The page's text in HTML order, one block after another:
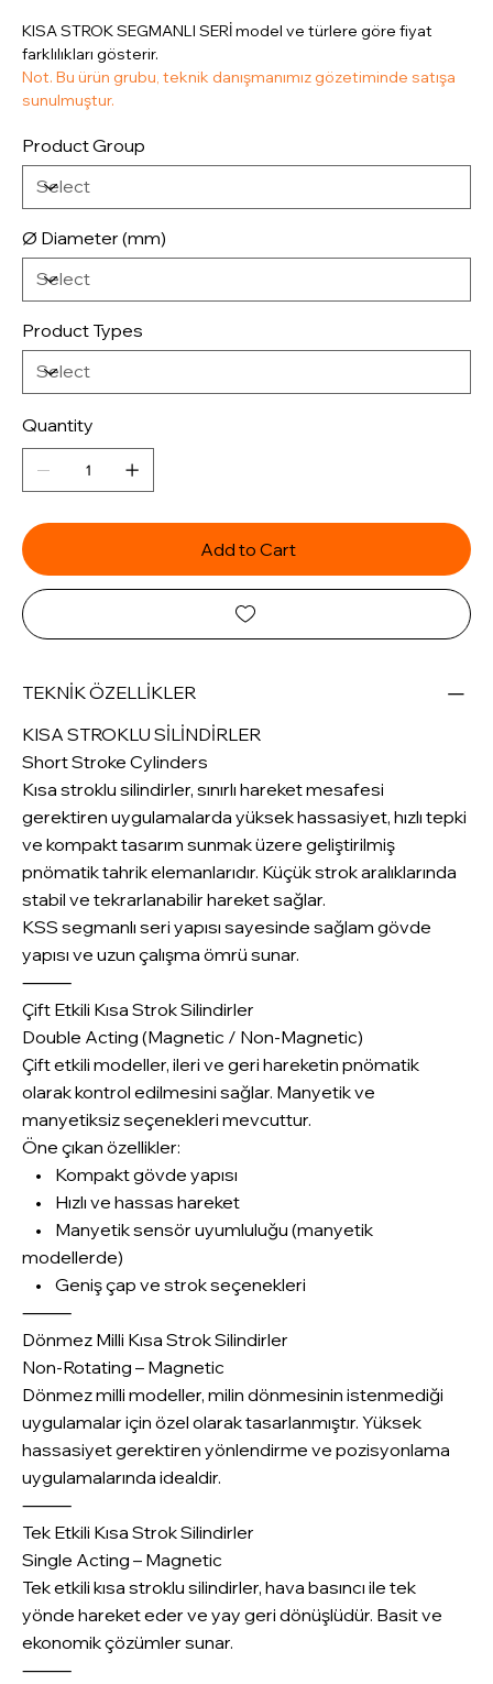
KISA STROK SEGMANLI SERİ model ve türlere göre fiyat
farklılıkları gösterir.
Not. Bu ürün grubu, teknik danışmanımız gözetiminde satışa
sunulmuştur.
Product Group
Ø Diameter (mm)
Product Types
Quantity
Add to Cart
TEKNİK ÖZELLİKLER
KISA STROKLU SİLİNDİRLER
Short Stroke Cylinders
Kısa stroklu silindirler, sınırlı hareket mesafesi
gerektiren uygulamalarda yüksek hassasiyet, hızlı tepki
ve kompakt tasarım sunmak üzere geliştirilmiş
pnömatik tahrik elemanlarıdır. Küçük strok aralıklarında
stabil ve tekrarlanabilir hareket sağlar.
KSS segmanlı seri yapısı sayesinde sağlam gövde
yapısı ve uzun çalışma ömrü sunar.
⸻
Çift Etkili Kısa Strok Silindirler
Double Acting (Magnetic / Non-Magnetic)
Çift etkili modeller, ileri ve geri hareketin pnömatik
olarak kontrol edilmesini sağlar. Manyetik ve
manyetiksiz seçenekleri mevcuttur.
Öne çıkan özellikler:
• Kompakt gövde yapısı
• Hızlı ve hassas hareket
• Manyetik sensör uyumluluğu (manyetik
modellerde)
• Geniş çap ve strok seçenekleri
⸻
Dönmez Milli Kısa Strok Silindirler
Non-Rotating – Magnetic
Dönmez milli modeller, milin dönmesinin istenmediği
uygulamalar için özel olarak tasarlanmıştır. Yüksek
hassasiyet gerektiren yönlendirme ve pozisyonlama
uygulamalarında idealdir.
⸻
Tek Etkili Kısa Strok Silindirler
Single Acting – Magnetic
Tek etkili kısa stroklu silindirler, hava basıncı ile tek
yönde hareket eder ve yay geri dönüşlüdür. Basit ve
ekonomik çözümler sunar.
⸻